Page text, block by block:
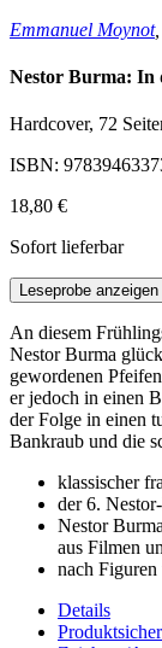
Emmanuel Moynot,
Nestor Burma: In
Hardcover, 72
ISBN:
18,80 €
Sofort lieferbar
Leseprobe anzeigen
An diesem
Nestor Burma
gewordenen
er jedoch in einen
der Folge in einen
Bankraub und die
klassischer
der 6.
Nestor
aus Filmen
nach
Details